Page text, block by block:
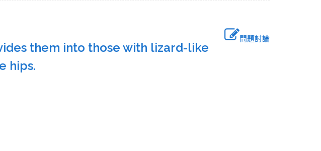
問題討論
them into those with lizard-like
hips.